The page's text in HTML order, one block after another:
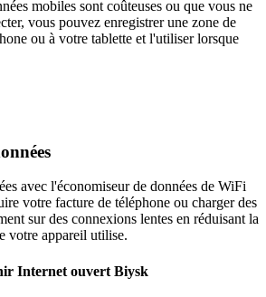
mobiles sont coûteuses ou que vous ne
vous pouvez enregistrer une zone de
ou à votre tablette et l'utiliser lorsque
avec l'économiseur de données de WiFi
votre facture de téléphone ou charger des
sur des connexions lentes en réduisant la
votre appareil utilise.
Internet ouvert Biysk